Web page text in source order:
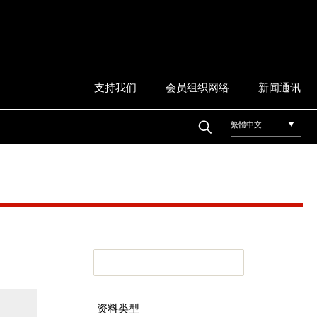
支持我们 会员组织网络 新闻通讯
繁體中文